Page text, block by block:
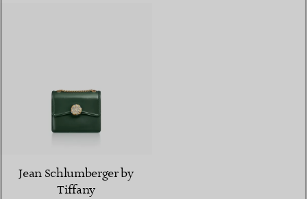
Jean Schlumberger by
Tiffany